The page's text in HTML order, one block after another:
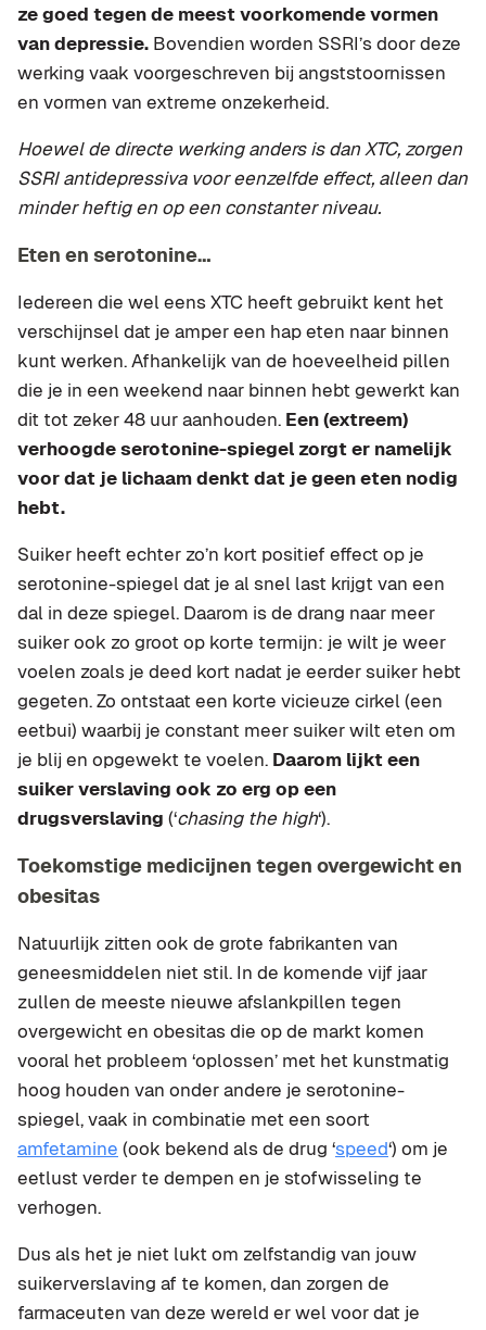
ze goed tegen de meest voorkomende vormen
van depressie. Bovendien worden SSRI’s door deze
werking vaak voorgeschreven bij angststoornissen
en vormen van extreme onzekerheid.
Hoewel de directe werking anders is dan XTC, zorgen
SSRI antidepressiva voor eenzelfde effect, alleen dan
minder heftig en op een constanter niveau.
Eten en serotonine…
Iedereen die wel eens XTC heeft gebruikt kent het
verschijnsel dat je amper een hap eten naar binnen
kunt werken. Afhankelijk van de hoeveelheid pillen
die je in een weekend naar binnen hebt gewerkt kan
dit tot zeker 48 uur aanhouden. Een (extreem)
verhoogde serotonine-spiegel zorgt er namelijk
voor dat je lichaam denkt dat je geen eten nodig
hebt.
Suiker heeft echter zo’n kort positief effect op je
serotonine-spiegel dat je al snel last krijgt van een
dal in deze spiegel. Daarom is de drang naar meer
suiker ook zo groot op korte termijn: je wilt je weer
voelen zoals je deed kort nadat je eerder suiker hebt
gegeten. Zo ontstaat een korte vicieuze cirkel (een
eetbui) waarbij je constant meer suiker wilt eten om
je blij en opgewekt te voelen. Daarom lijkt een
suiker verslaving ook zo erg op een
drugsverslaving (‘chasing the high‘).
Toekomstige medicijnen tegen overgewicht en
obesitas
Natuurlijk zitten ook de grote fabrikanten van
geneesmiddelen niet stil. In de komende vijf jaar
zullen de meeste nieuwe afslankpillen tegen
overgewicht en obesitas die op de markt komen
vooral het probleem ‘oplossen’ met het kunstmatig
hoog houden van onder andere je serotonine-
spiegel, vaak in combinatie met een soort
amfetamine (ook bekend als de drug ‘speed‘) om je
eetlust verder te dempen en je stofwisseling te
verhogen.
Dus als het je niet lukt om zelfstandig van jouw
suikerverslaving af te komen, dan zorgen de
farmaceuten van deze wereld er wel voor dat je